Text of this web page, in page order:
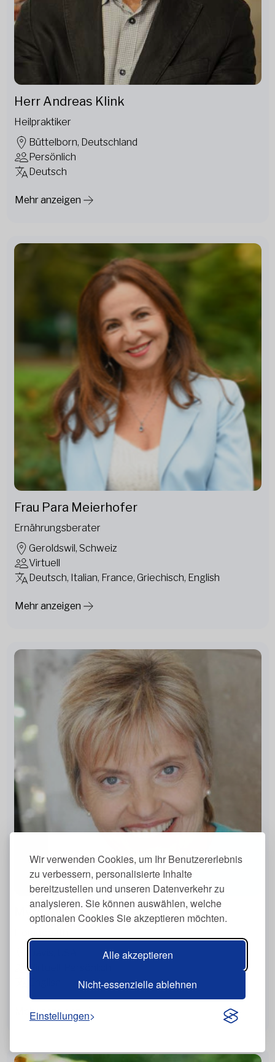
Wir verwenden Cookies, um Ihr Benutzererlebnis
zu verbessern, personalisierte Inhalte
bereitzustellen und unseren Datenverkehr zu
analysieren. Sie können auswählen, welche
optionalen Cookies Sie akzeptieren möchten.
Alle akzeptieren
Nicht-essenzielle ablehnen
Einstellungen
Herr Andreas Klink
Heilpraktiker
Büttelborn, Deutschland
Persönlich
Deutsch
Mehr anzeigen
Frau Para Meierhofer
Ernährungsberater
Geroldswil, Schweiz
Virtuell
Deutsch, Italian, France, Griechisch, English
Mehr anzeigen
Myra Nissen, CCH RSHom(NA)
Virtuell, Persönlich
Mehr anzeigen